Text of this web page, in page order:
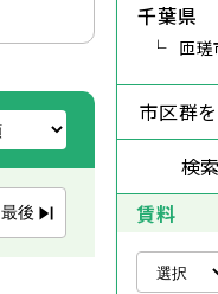
最後
千葉県
匝
市区群
検
賃料